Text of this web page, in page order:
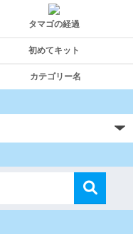
タマゴの経過
初めてキット
カテゴリー名